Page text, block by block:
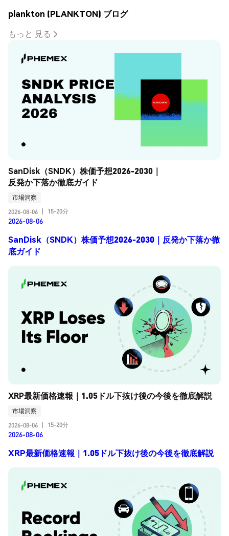
plankton (PLANKTON) ブログ
もっと 見る
SanDisk（SNDK）株価予想2026-2030｜
反発か下落か徹底ガイド
市場洞察
2026-08-06
15-20分
2026-08-06
SanDisk（SNDK）株価予想2026-2030｜反発か下落か徹
底ガイド
XRP最新価格速報｜1.05ドル下抜け後の今後を徹底解説
市場洞察
2026-08-06
15-20分
2026-08-06
XRP最新価格速報｜1.05ドル下抜け後の今後を徹底解説